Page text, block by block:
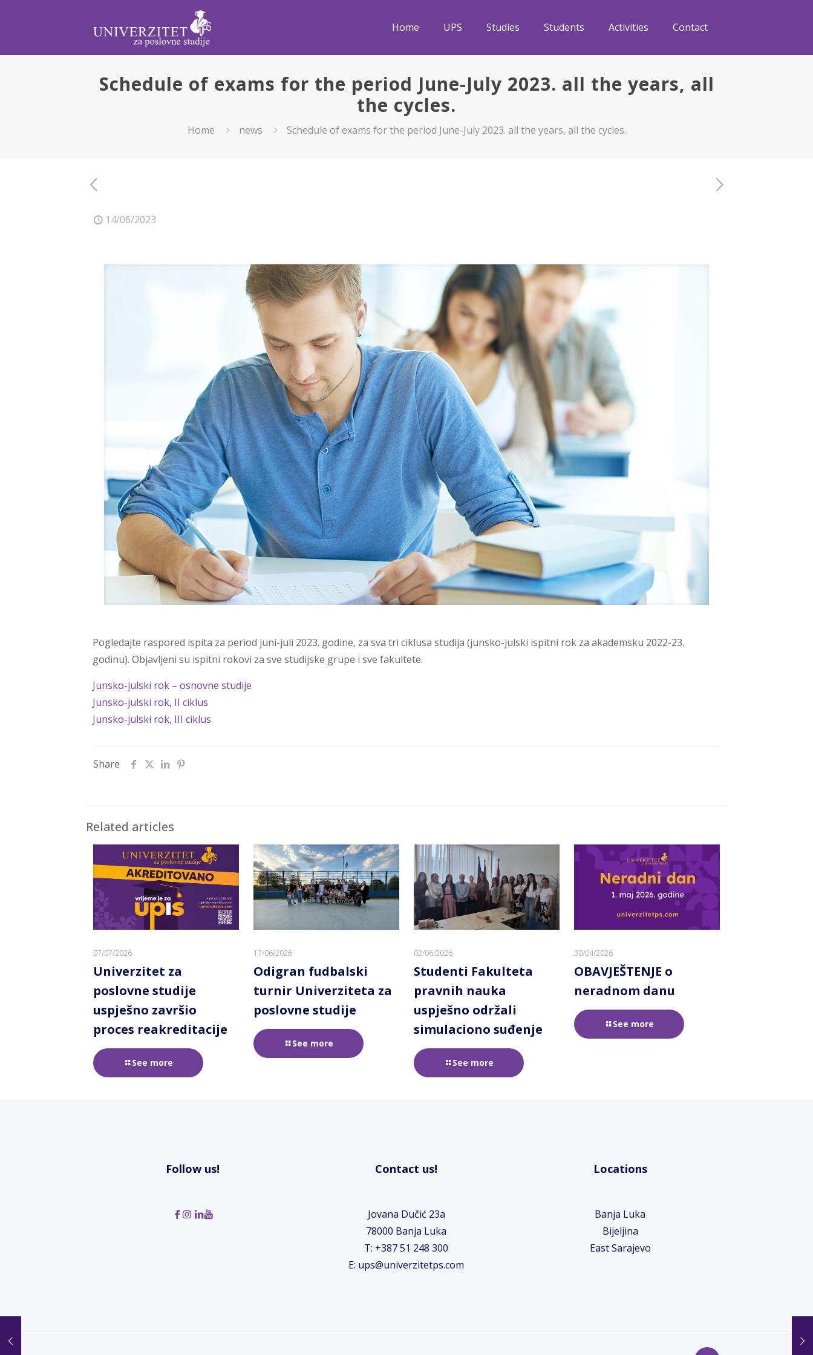
Home UPS Studies Students Activities Contact
Schedule of exams for the period June-July 2023. all the years, all
the cycles.
Home news Schedule of exams for the period June-July 2023. all the years, all the cycles.
14/06/2023
Pogledajte raspored ispita za period juni-juli 2023. godine, za sva tri ciklusa studija (junsko-julski ispitni rok za akademsku 2022-23.
godinu). Objavljeni su ispitni rokovi za sve studijske grupe i sve fakultete.
Junsko-julski rok – osnovne studije
Junsko-julski rok, II ciklus
Junsko-julski rok, III ciklus
Share
Related articles
07/07/2026
Univerzitet za
poslovne studije
uspješno završio
proces reakreditacije
See more
17/06/2026
Odigran fudbalski
turnir Univerziteta za
poslovne studije
See more
02/06/2026
Studenti Fakulteta
pravnih nauka
uspješno održali
simulaciono suđenje
See more
30/04/2026
OBAVJEŠTENJE o
neradnom danu
See more
Follow us! Contact us!
Jovana Dučić 23a
78000 Banja Luka
T: +387 51 248 300
E: ups@univerzitetps.com
Locations
Banja Luka
Bijeljina
East Sarajevo